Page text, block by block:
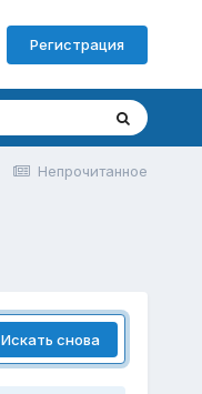
Регистрация
Непрочитанное
Искать снова